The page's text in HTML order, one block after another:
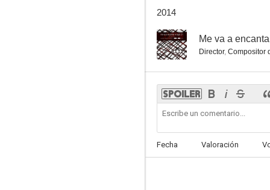
2014
-- Me va a
Director, Compositor
Fecha Valoración